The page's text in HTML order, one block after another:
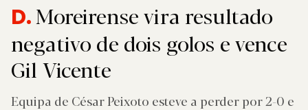
D.Moreirense vira resultado
negativo de dois golos e vence
Gil Vicente
Equipa de César Peixoto esteve a perder por 2-0 e